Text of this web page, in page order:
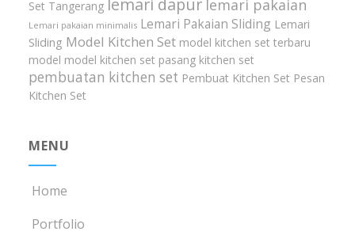
Set Tangerang lemari dapur lemari pakaian
Lemari pakaian minimalis Lemari Pakaian Sliding Lemari
Sliding Model Kitchen Set model kitchen set terbaru
model model kitchen set pasang kitchen set
pembuatan kitchen set Pembuat Kitchen Set Pesan
Kitchen Set
MENU
Home
Portfolio